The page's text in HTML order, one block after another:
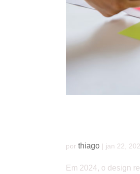
porthiago | jan 22,
Em 2024, o design